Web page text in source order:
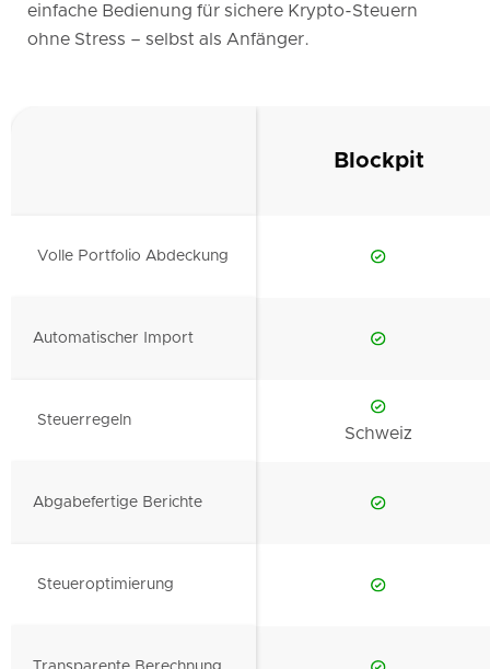
einfache Bedienung für sichere Krypto-Steuern
ohne Stress – selbst als Anfänger.
Blockpit
Volle Portfolio Abdeckung
Automatischer Import
Steuerregeln
Schweiz
Abgabefertige Berichte
Steueroptimierung